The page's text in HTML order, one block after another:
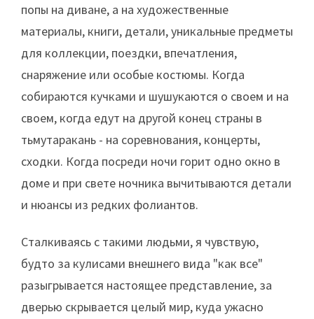
попы на диване, а на художественные
материалы, книги, детали, уникальные предметы
для коллекции, поездки, впечатления,
снаряжение или особые костюмы. Когда
собираются кучками и шушукаются о своем и на
своем, когда едут на другой конец страны в
тьмутаракань - на соревнования, концерты,
сходки. Когда посреди ночи горит одно окно в
доме и при свете ночника вычитываются детали
и нюансы из редких фолиантов.
Сталкиваясь с такими людьми, я чувствую,
будто за кулисами внешнего вида "как все"
разыгрывается настоящее представление, за
дверью скрывается целый мир, куда ужасно